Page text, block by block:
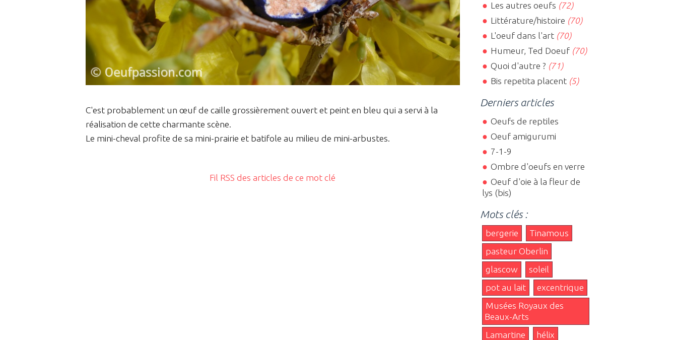
C'est probablement un œuf de caille grossièrement ouvert et peint en bleu qui a servi à la
réalisation de cette charmante scène.
Le mini-cheval profite de sa mini-prairie et batifole au milieu de mini-arbustes.
Fil RSS des articles de ce mot clé
Les autres oeufs (72)
Littérature/histoire (70)
L'oeuf dans l'art(70)
Humeur, Ted Doeuf(70)
Quoi d'autre ? (71)
Bis repetita placent(5)
Derniers articles
Oeufs de reptiles
Oeuf amigurumi
7-1-9
Ombre d'oeufs en verre
Oeuf d'oie à la fleur de
lys (bis)
Mots clés :
bergerie
Tinamous
pasteur Oberlin
glascow
soleil
pot au lait
excentrique
Musées Royaux des
Beaux-Arts
Lamartine
hélix